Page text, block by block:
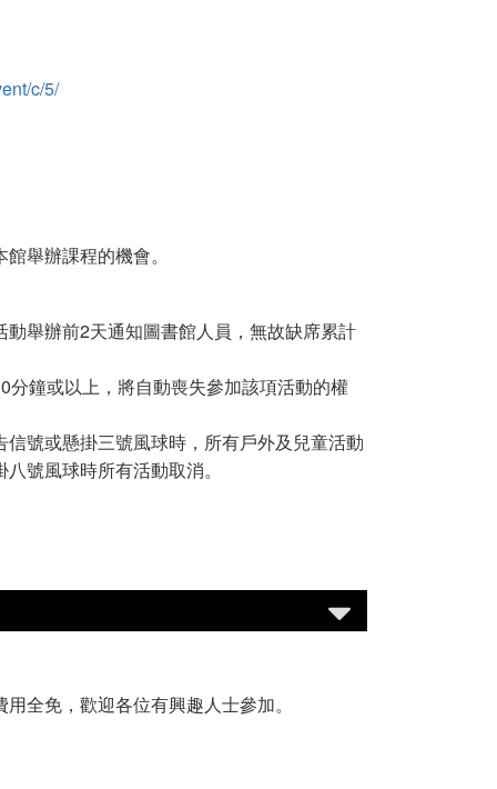
c/5/
舉辦課程的機會。
舉辦前2天通知圖書館人員，無故缺席累計
鐘或以上，將自動喪失參加該項活動的權
號或懸掛三號風球時，所有戶外及兒童活動
號風球時所有活動取消。
全免，歡迎各位有興趣人士參加。